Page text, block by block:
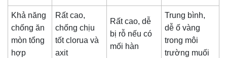
Khả năng
chống ăn
mòn tổng
hợp
Rất cao,
chống chịu
tốt clorua và
axit
Rất cao, dễ
bị rỗ nếu có
mối hàn
Trung bình,
dễ ố vàng
trong môi
trường muối